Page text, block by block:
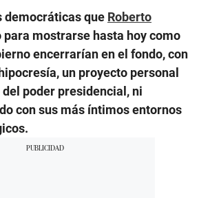
democráticas que Roberto
para mostrarse hasta hoy como
encerrarían en el fondo, con
un proyecto personal
poder presidencial, ni
con sus más íntimos entornos